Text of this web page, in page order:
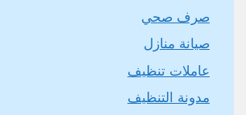
صرف صحي
صيانة منازل
عاملات تنظيف
مدونة التنظيف